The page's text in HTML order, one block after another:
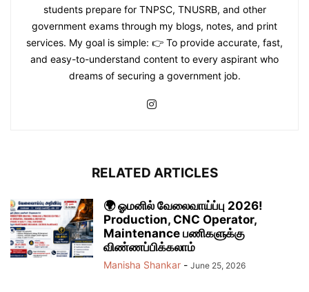
students prepare for TNPSC, TNUSRB, and other
government exams through my blogs, notes, and print
services. My goal is simple: 👉 To provide accurate, fast,
and easy-to-understand content to every aspirant who
dreams of securing a government job.
RELATED ARTICLES
🌍 ஓமனில் வேலைவாய்ப்பு 2026!
Production, CNC Operator,
Maintenance பணிகளுக்கு
விண்ணப்பிக்கலாம்
Manisha Shankar - June 25, 2026